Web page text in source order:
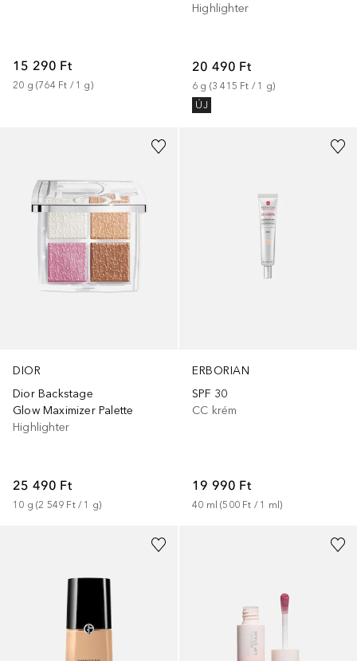
15 290 Ft
20 g (764 Ft / 1 g)
Highlighter
20 490 Ft
6 g (3 415 Ft / 1 g)
ÚJ
DIOR
Dior Backstage
Glow Maximizer Palette
Highlighter
25 490 Ft
10 g (2 549 Ft / 1 g)
ERBORIAN
SPF 30
CC krém
19 990 Ft
40 ml (500 Ft / 1 ml)
+ 21 +2